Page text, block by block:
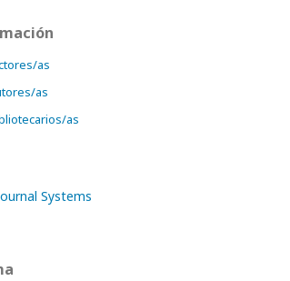
as
as
as
Systems